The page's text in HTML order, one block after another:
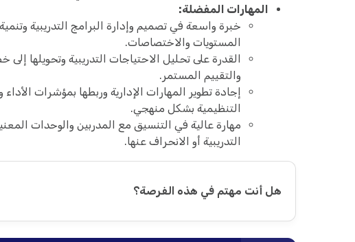
المهارات المفضلة:
خبرة واسعة في تصميم وإدارة البرامج التدريبية
المستويات والاختصاصات.
القدرة على تحليل الاحتياجات التدريبية وتحويلها
والتقييم المستمر.
إجادة تطوير المهارات الإدارية وربطها بمؤشرات
التنظيمية بشكل منهجي.
مهارة عالية في التنسيق مع المدربين والوحدات
التدريبية أو الانحراف عنها.
هل أنت مهتم في هذه الفرصة؟